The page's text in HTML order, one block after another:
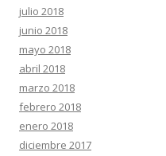
julio 2018
junio 2018
mayo 2018
abril 2018
marzo 2018
febrero 2018
enero 2018
diciembre 2017